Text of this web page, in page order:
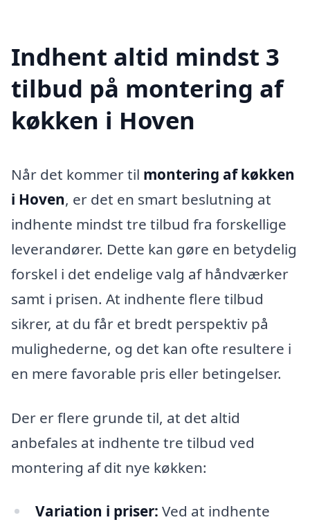
Indhent altid mindst 3
tilbud på montering af
køkken i Hoven
Når det kommer til montering af køkken
i Hoven, er det en smart beslutning at
indhente mindst tre tilbud fra forskellige
leverandører. Dette kan gøre en betydelig
forskel i det endelige valg af håndværker
samt i prisen. At indhente flere tilbud
sikrer, at du får et bredt perspektiv på
mulighederne, og det kan ofte resultere i
en mere favorable pris eller betingelser.
Der er flere grunde til, at det altid
anbefales at indhente tre tilbud ved
montering af dit nye køkken:
Variation i priser: Ved at indhente